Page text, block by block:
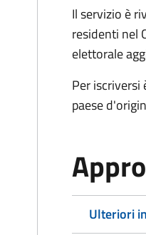
Il servizio è
residenti nel
elettorale
Per
paese
Ulteriori